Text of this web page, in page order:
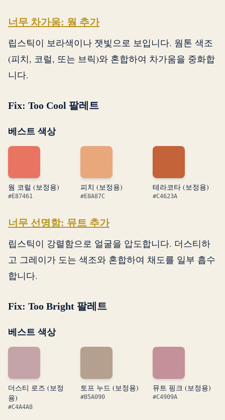
너무 차가움: 웜 추가
립스틱이 보라색이나 잿빛으로 보입니다. 웜톤 색조
(피치, 코럴, 또는 브릭)와 혼합하여 차가움을 중화합
니다.
Fix: Too Cool 팔레트
베스트 색상
웜 코럴 (보정용)
#E87461
피치 (보정용)
#E8A87C
테라코타 (보정용)
#C4623A
너무 선명함: 뮤트 추가
립스틱이 강렬함으로 얼굴을 압도합니다. 더스티하
고 그레이가 도는 색조와 혼합하여 채도를 일부 흡수
합니다.
Fix: Too Bright 팔레트
베스트 색상
더스티 로즈 (보정
용)
#C4A4A8
토프 누드 (보정용)
#B5A090
뮤트 핑크 (보정용)
#C4909A